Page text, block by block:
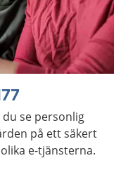
du se personlig
på ett säkert
e-tjänsterna.